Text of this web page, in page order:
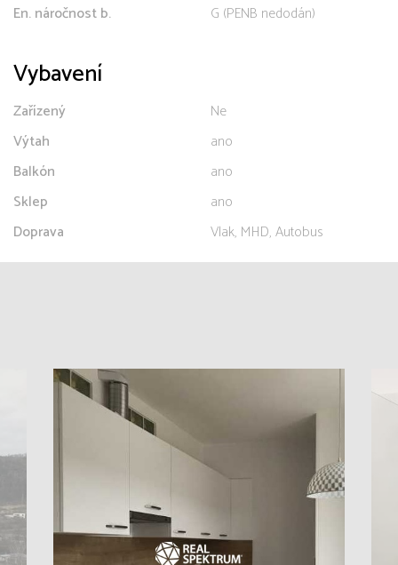
En. náročnost b.
G (PENB nedodán)
Vybavení
Zařízený
Ne
Výtah
ano
Balkón
ano
Sklep
ano
Doprava
Vlak, MHD, Autobus